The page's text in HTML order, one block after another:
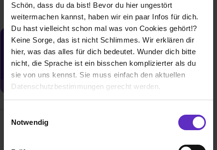
Schön, dass du da bist! Bevor du hier ungestört
weitermachen kannst, haben wir ein paar Infos für dich.
Du hast vielleicht schon mal was von Cookies gehört!?
Keine Sorge, das ist nicht Schlimmes. Wir erklären dir
hier, was das alles für dich bedeutet. Wunder dich bitte
nicht, die Sprache ist ein bisschen komplizierter als du
sie von uns kennst. Sie muss einfach den aktuellen
Datenschutzbestimmungen gerecht werden.
Notwendig
Du möchtest neue Stellen automatisch
zugeschickt bekommen?
Homeoffice in der Ausbildung bei uns kein Traum, sondern